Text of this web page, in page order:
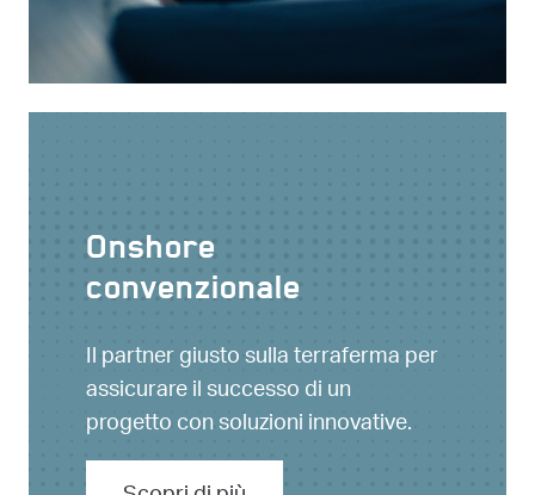
Onshore
convenzionale
Il partner giusto sulla terraferma per
assicurare il successo di un
progetto con soluzioni innovative.